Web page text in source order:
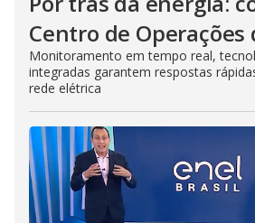
Centro de Operações
Monitoramento em tempo real,
integradas garantem respostas
rede elétrica